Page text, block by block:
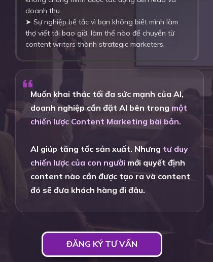
“Muốn khai thác tối đa sức mạnh của AI,
doanh nghiệp cần đặt AI bên trong một
chiến lược Content Marketing bài bản.
AI giúp tăng tốc sản xuất. Nhưng tư duy
chiến lược của con người mới quyết định
content nào cần được tạo ra và content
đó sẽ đưa khách hàng đi đâu.
ĐĂNG KÝ TƯ VẤN
doanh thu.
➤ Sự nghiệp bế tắc vì bạn không biết mình làm
thợ viết tới bao giờ, làm thế nào để chuyển từ
content writers thành strategic marketers.